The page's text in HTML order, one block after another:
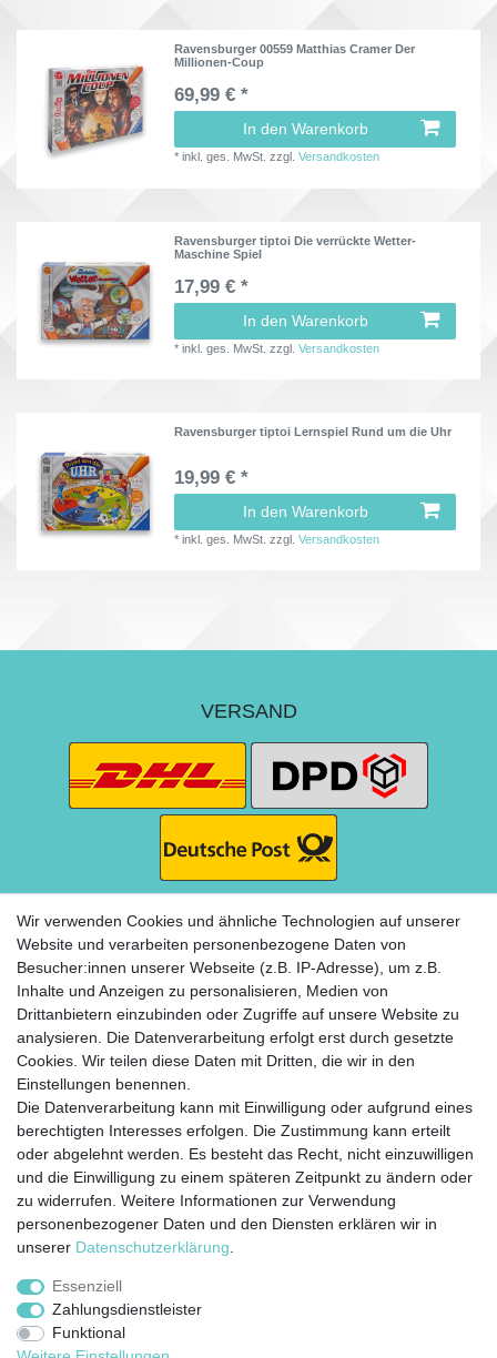
Ravensburger 00559 Matthias Cramer Der
Millionen-Coup
69,99 € *
In den Warenkorb
*inkl. ges. MwSt. zzgl.Versandkosten
Ravensburger tiptoi Die verrückte Wetter-
Maschine Spiel
17,99 € *
In den Warenkorb
*inkl. ges. MwSt. zzgl.Versandkosten
Ravensburger tiptoi Lernspiel Rund um die Uhr
19,99 € *
In den Warenkorb
*inkl. ges. MwSt. zzgl.Versandkosten
VERSAND
ZAHLUNG
Widerrufs­recht Impressum
Daten­schutz­
erklärung
AGB Kontakt
Zahlung &
Versand
© Copyright 2020 Rocket Trading GmbH. Alle Rechte vorbehalten.
Wir verwenden Cookies und ähnliche Technologien auf unserer
Website und verarbeiten personenbezogene Daten von
Besucher:innen unserer Webseite (z.B. IP-Adresse), um z.B.
Inhalte und Anzeigen zu personalisieren, Medien von
Drittanbietern einzubinden oder Zugriffe auf unsere Website zu
analysieren. Die Datenverarbeitung erfolgt erst durch gesetzte
Cookies. Wir teilen diese Daten mit Dritten, die wir in den
Einstellungen benennen.
Die Datenverarbeitung kann mit Einwilligung oder aufgrund eines
berechtigten Interesses erfolgen. Die Zustimmung kann erteilt
oder abgelehnt werden. Es besteht das Recht, nicht einzuwilligen
und die Einwilligung zu einem späteren Zeitpunkt zu ändern oder
zu widerrufen. Weitere Informationen zur Verwendung
personenbezogener Daten und den Diensten erklären wir in
unserer Daten­schutz­erklärung
Essenziell
Zahlungsdienstleister
Funktional